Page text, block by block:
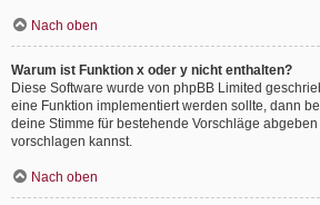
Nach oben
Warum ist Funktion x oder y nicht enthalten?
Diese Software wurde von phpBB Limited
eine Funktion implementiert werden sollte, dann
deine Stimme für bestehende Vorschläge
vorschlagen kannst.
Nach oben